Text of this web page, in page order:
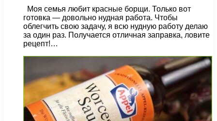
Моя семья любит красные борщи. Только вот
готовка — довольно нудная работа. Чтобы
облегчить свою задачу, я всю нудную работу делаю
за один раз. Получается отличная заправка, ловите
рецепт!…